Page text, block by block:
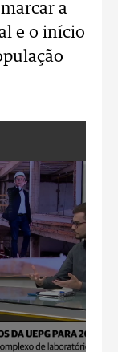
a
e o início